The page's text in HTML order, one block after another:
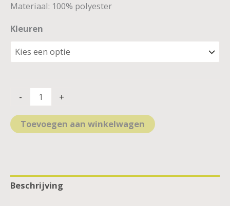
Materiaal: 100% polyester
Kleuren
- +
Toevoegen aan winkelwagen
Beschrijving